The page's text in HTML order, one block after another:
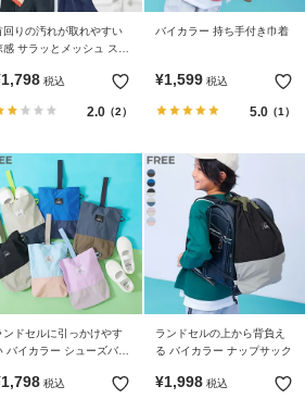
回りの汚れが取れやすい
感 サラッとメッシュ スク
1,798 税込
2.0（2）
バイカラー 持ち手付き巾着
¥1,599 税込
5.0（1）
ンドセルに引っかけやす
バイカラー シューズバッ
1,798 税込
ランドセルの上から背負え
る バイカラー ナップサック
¥1,998 税込